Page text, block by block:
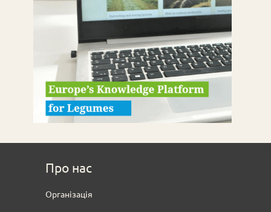
Про нас
Oрганізація